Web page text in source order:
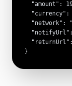
"amount":
"currency":
"network":
}